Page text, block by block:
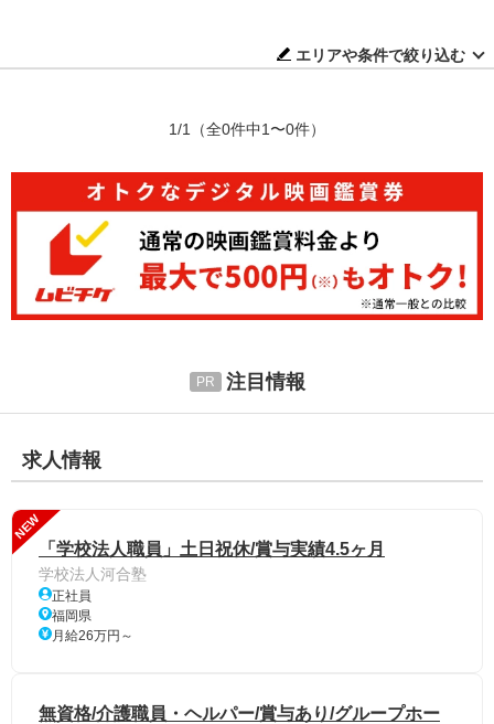
エリアや条件で絞り込む
1/1 （全0件中1〜0件）
注目情報
求人情報
NEW
「学校法人職員」土日祝休/賞与実績4.5ヶ月
学校法人河合塾
正社員
福岡県
月給26万円～
無資格/介護職員・ヘルパー/賞与あり/グループホー